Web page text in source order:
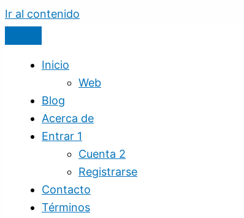
Ir al contenido
Inicio
Web
Blog
Acerca de
Entrar 1
Cuenta 2
Registrarse
Contacto
Términos